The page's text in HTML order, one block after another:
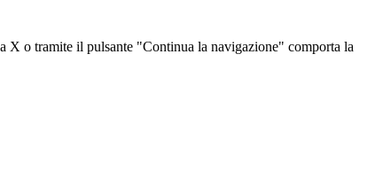
X o tramite il pulsante "Continua la navigazione" comporta la